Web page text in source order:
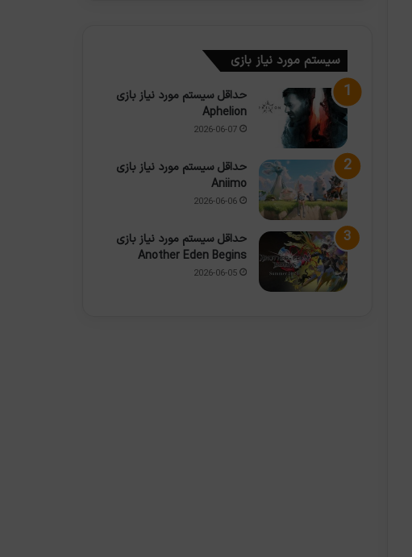
سیستم مورد نیاز بازی
حداقل سیستم مورد نیاز بازی
Aphelion
2026-06-07
حداقل سیستم مورد نیاز بازی
Aniimo
2026-06-06
حداقل سیستم مورد نیاز بازی
Another Eden Begins
2026-06-05